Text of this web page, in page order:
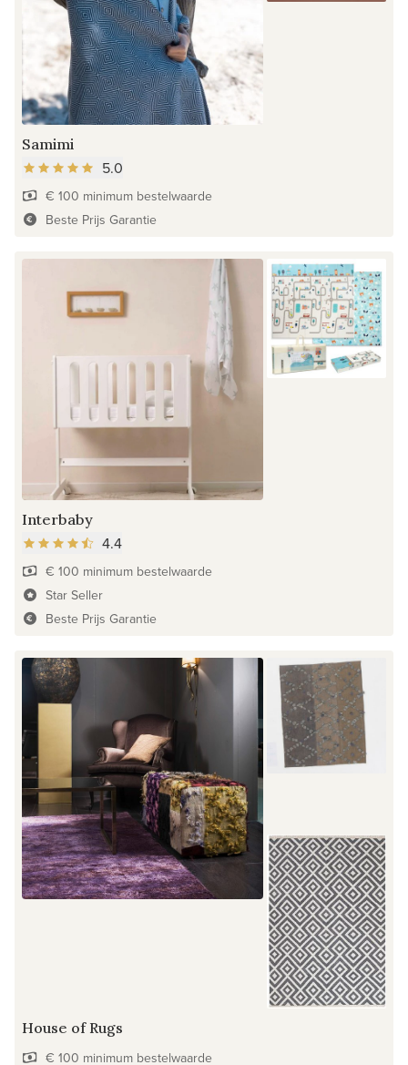
Samimi
5.0
€ 100 minimum bestelwaarde
Beste Prijs Garantie
Interbaby
4.4
€ 100 minimum bestelwaarde
Star Seller
Beste Prijs Garantie
House of Rugs
€ 100 minimum bestelwaarde